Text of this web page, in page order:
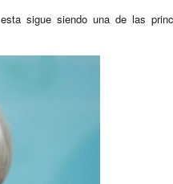
sigue siendo una de las